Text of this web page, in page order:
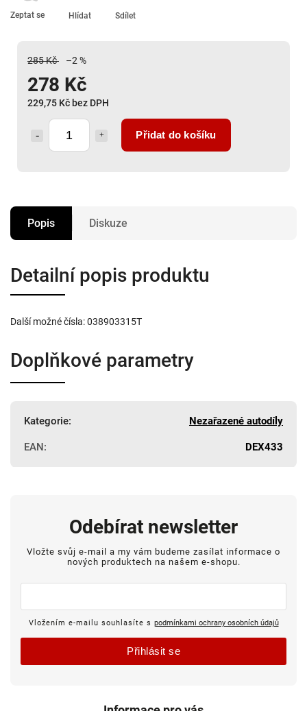
285 Kč –2 %
278 Kč
229,75 Kč bez DPH
Přidat do košíku
Zeptat se Hlídat Sdílet
Popis Diskuze
Detailní popis produktu
Další možné čísla: 038903315T
Doplňkové parametry
Kategorie: Nezařazené autodíly
EAN: DEX433
Odebírat newsletter
Vložte svůj e-mail a my vám budeme zasílat informace o
nových produktech na našem e-shopu.
Vložením e-mailu souhlasíte s podmínkami ochrany osobních údajů
Přihlásit se